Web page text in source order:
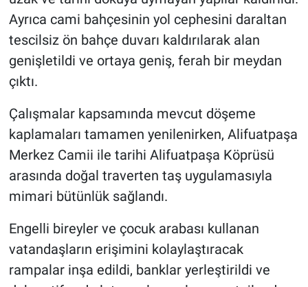
Ayrıca cami bahçesinin yol cephesini daraltan
tescilsiz ön bahçe duvarı kaldırılarak alan
genişletildi ve ortaya geniş, ferah bir meydan
çıktı.
Çalışmalar kapsamında mevcut döşeme
kaplamaları tamamen yenilenirken, Alifuatpaşa
Merkez Camii ile tarihi Alifuatpaşa Köprüsü
arasında doğal traverten taş uygulamasıyla
mimari bütünlük sağlandı.
Engelli bireyler ve çocuk arabası kullanan
vatandaşların erişimini kolaylaştıracak
rampalar inşa edildi, banklar yerleştirildi ve